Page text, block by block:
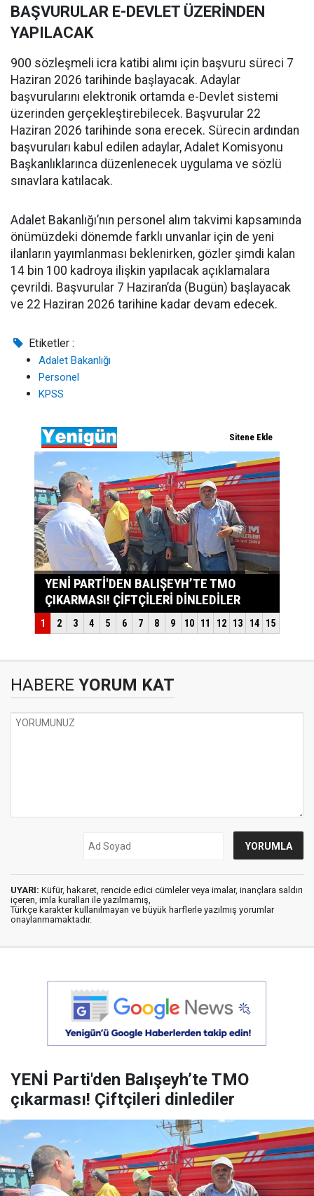
BAŞVURULAR E-DEVLET ÜZERİNDEN
YAPILACAK
900 sözleşmeli icra katibi alımı için başvuru süreci 7
Haziran 2026 tarihinde başlayacak. Adaylar
başvurularını elektronik ortamda e-Devlet sistemi
üzerinden gerçekleştirebilecek. Başvurular 22
Haziran 2026 tarihinde sona erecek. Sürecin ardından
başvuruları kabul edilen adaylar, Adalet Komisyonu
Başkanlıklarınca düzenlenecek uygulama ve sözlü
sınavlara katılacak.
Adalet Bakanlığı’nın personel alım takvimi kapsamında
önümüzdeki dönemde farklı unvanlar için de yeni
ilanların yayımlanması beklenirken, gözler şimdi kalan
14 bin 100 kadroya ilişkin yapılacak açıklamalara
çevrildi. Başvurular 7 Haziran’da (Bugün) başlayacak
ve 22 Haziran 2026 tarihine kadar devam edecek.
Etiketler :
Adalet Bakanlığı
Personel
KPSS
HABERE YORUM KAT
UYARI: Küfür, hakaret, rencide edici cümleler veya imalar, inançlara saldırı
içeren, imla kuralları ile yazılmamış,
Türkçe karakter kullanılmayan ve büyük harflerle yazılmış yorumlar
onaylanmamaktadır.
YENİ Parti'den Balışeyh’te TMO
çıkarması! Çiftçileri dinlediler